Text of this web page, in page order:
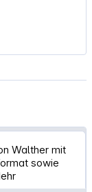
Walther mit
sowie